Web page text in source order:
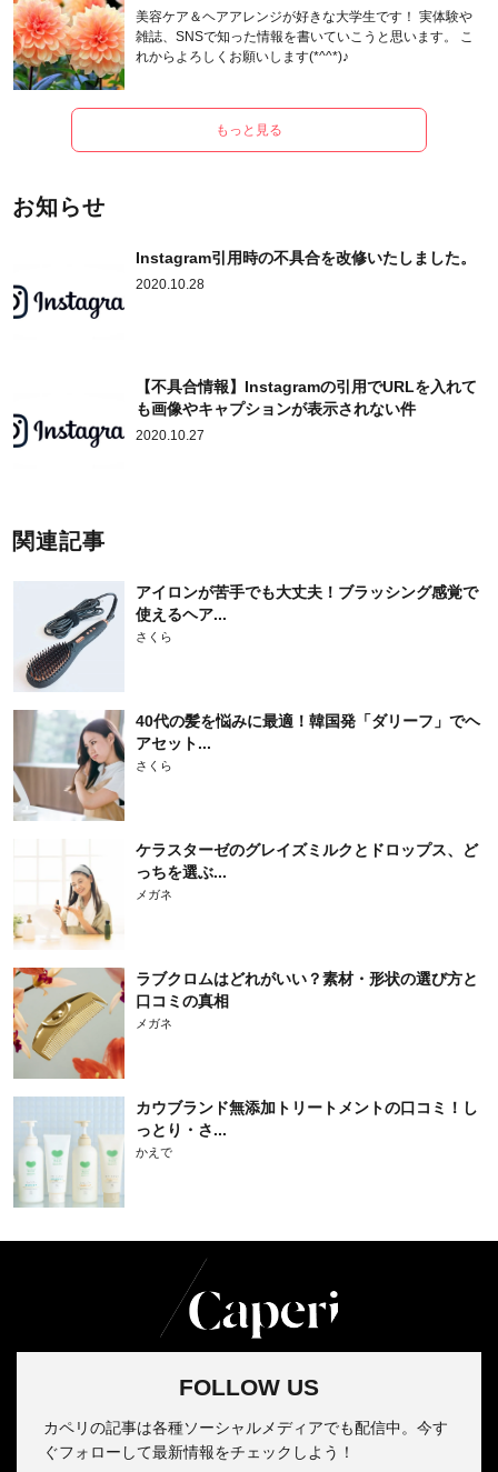
美容ケア＆ヘアアレンジが好きな大学生です！ 実体験や
雑誌、SNSで知った情報を書いていこうと思います。 こ
れからよろしくお願いします(*^^*)♪
もっと見る
お知らせ
Instagram引用時の不具合を改修いたしました。
2020.10.28
【不具合情報】Instagramの引用でURLを入れて
も画像やキャプションが表示されない件
2020.10.27
関連記事
アイロンが苦手でも大丈夫！ブラッシング感覚で
使えるヘア...
さくら
40代の髪を悩みに最適！韓国発「ダリーフ」でヘ
アセット...
さくら
ケラスターゼのグレイズミルクとドロップス、ど
っちを選ぶ...
メガネ
ラブクロムはどれがいい？素材・形状の選び方と
口コミの真相
メガネ
カウブランド無添加トリートメントの口コミ！し
っとり・さ...
かえで
FOLLOW US
カペリの記事は各種ソーシャルメディアでも配信中。今す
ぐフォローして最新情報をチェックしよう！